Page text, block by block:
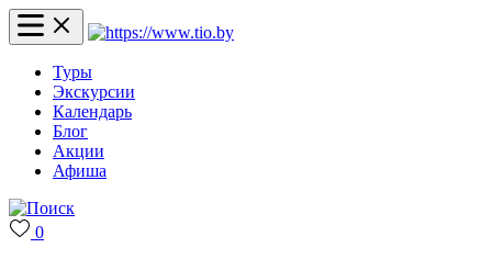
Туры
Экскурсии
Календарь
Блог
Акции
Афиша
0